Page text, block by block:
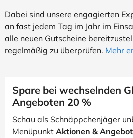
Dabei sind unsere engagierten
an fast jedem Tag im Jahr im
alle neuen Gutscheine
regelmäßig zu überprüfen. Mehr
Spare bei wechselnden
Angeboten 20 %
Schau als Schnäppchenjäger
Menüpunkt Aktionen &